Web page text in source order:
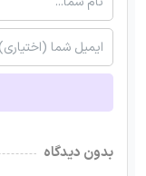
بدون دیدگاه